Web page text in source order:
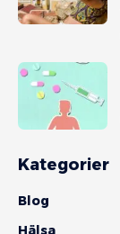
Kategorier
Blog
Hälsa